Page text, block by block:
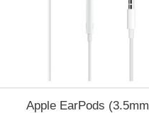
Apple EarPods (3.5mm